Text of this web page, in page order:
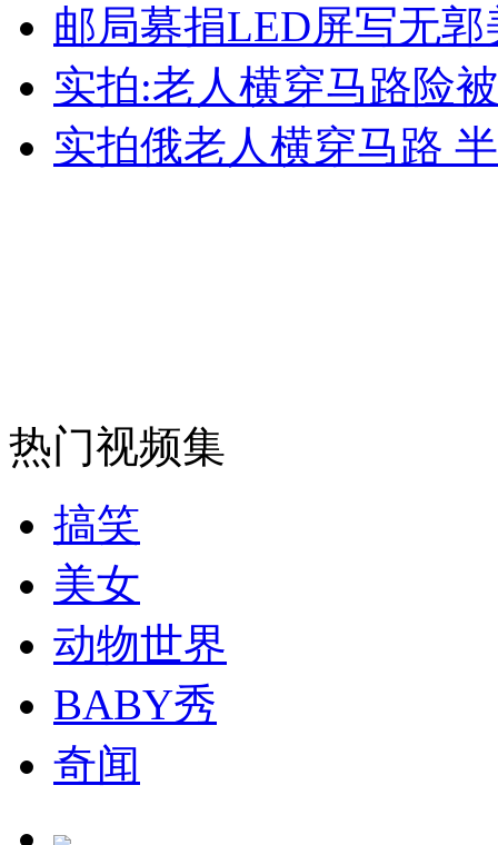
外交部：反对强权政治霸凌主义
外交部：有关国家言论片面不公正
消防员救轻生者 花炮节热闹非凡
纽约上演“枕头大战”
司机酒驾遇交警 急速倒车逃窜
邮局募捐LED屏写无
实拍:老人横穿马路险
实拍俄老人横穿马路
热门视频集
搞笑
美女
动物世界
BABY秀
奇闻